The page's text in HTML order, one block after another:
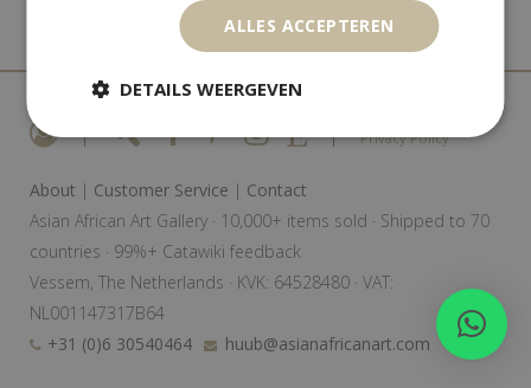
| | Privacy Policy
About | Customer Service | Contact
Asian African Art Gallery · 10,000+ items sold · Shipped to 70
countries · 99%+ Catawiki feedback
Vessem, The Netherlands · KVK: 64528480 · VAT:
NL001147317B64
+31 (0)6 30540464
huub@asianafricanart.com
ALLES ACCEPTEREN
DETAILS WEERGEVEN